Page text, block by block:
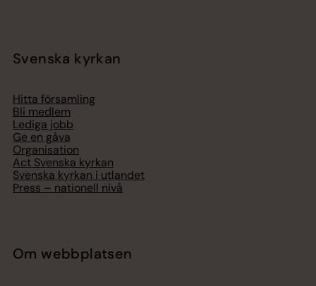
Svenska kyrkan
Hitta församling
Bli medlem
Lediga jobb
Ge en gåva
Organisation
Act Svenska kyrkan
Svenska kyrkan i utlandet
Press – nationell nivå
Om webbplatsen